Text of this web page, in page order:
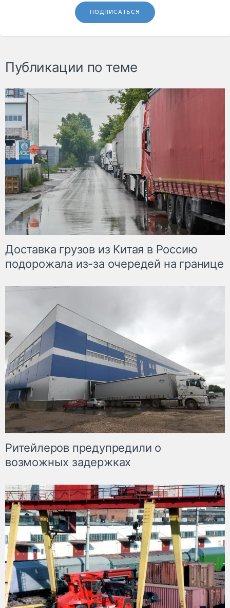
ПОДПИСАТЬСЯ
Публикации по теме
Доставка грузов из Китая в Россию
подорожала из-за очередей на границе
Ритейлеров предупредили о
возможных задержках